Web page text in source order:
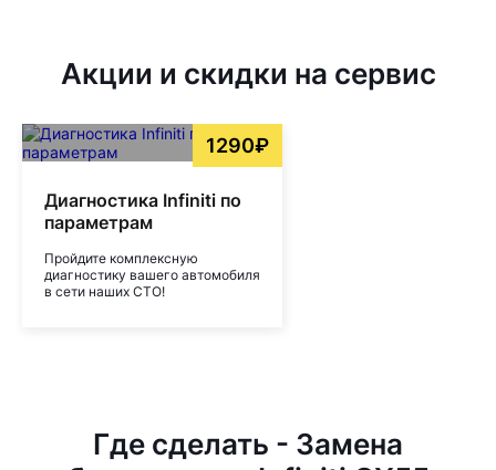
Акции и скидки на сервис
1290₽
Диагностика Infiniti по
параметрам
Пройдите комплексную
диагностику вашего автомобиля
в сети наших СТО!
Где сделать - Замена